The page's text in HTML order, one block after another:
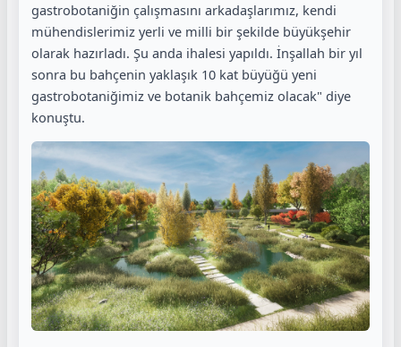
gastrobotaniğin çalışmasını arkadaşlarımız, kendi
mühendislerimiz yerli ve milli bir şekilde büyükşehir
olarak hazırladı. Şu anda ihalesi yapıldı. İnşallah bir yıl
sonra bu bahçenin yaklaşık 10 kat büyüğü yeni
gastrobotaniğimiz ve botanik bahçemiz olacak" diye
konuştu.